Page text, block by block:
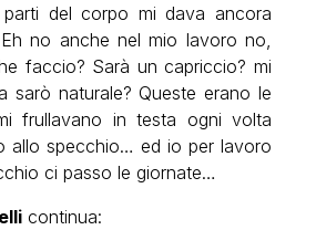
del corpo mi dava ancora
no anche nel mio lavoro no,
faccio? Sarà un capriccio? mi
sarò naturale? Queste erano le
frullavano in testa ogni volta
allo specchio… ed io per lavoro
ci passo le giornate…
continua: